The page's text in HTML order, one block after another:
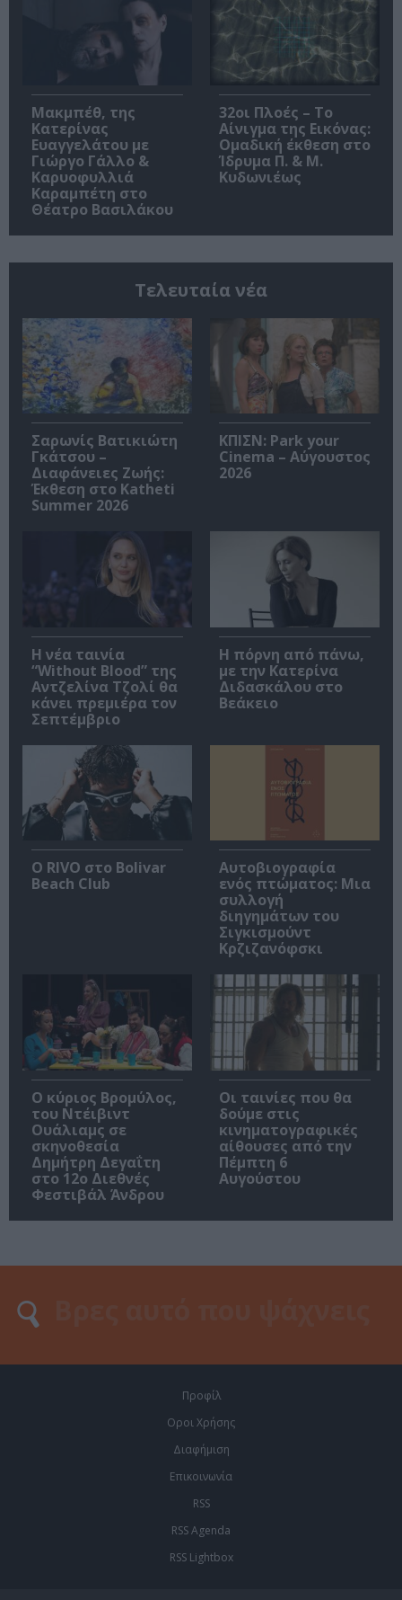
Μακμπέθ, της
Κατερίνας
Ευαγγελάτου με
Γιώργο Γάλλο &
Καρυοφυλλιά
Καραμπέτη στο
Θέατρο Βασιλάκου
32οι Πλοές – Το
Αίνιγμα της Εικόνας:
Ομαδική έκθεση στο
Ίδρυμα Π. & Μ.
Κυδωνιέως
Τελευταία νέα
Σαρωνίς Βατικιώτη
Γκάτσου –
Διαφάνειες Ζωής:
Έκθεση στο Katheti
Summer 2026
ΚΠΙΣΝ: Park your
Cinema – Αύγουστος
2026
Η νέα ταινία
“Without Blood” της
Αντζελίνα Τζολί θα
κάνει πρεμιέρα τον
Σεπτέμβριο
Η πόρνη από πάνω,
με την Κατερίνα
Διδασκάλου στο
Βεάκειο
Ο RIVO στο Bolivar
Beach Club
Αυτοβιογραφία
ενός πτώματος: Μια
συλλογή
διηγημάτων του
Σιγκισμούντ
Κρζιζανόφσκι
O κύριος Βρομύλος,
του Ντέιβιντ
Ουάλιαμς σε
σκηνοθεσία
Δημήτρη Δεγαΐτη
στο 12ο Διεθνές
Φεστιβάλ Άνδρου
Οι ταινίες που θα
δούμε στις
κινηματογραφικές
αίθουσες από την
Πέμπτη 6
Αυγούστου
Προφίλ
Οροι Χρήσης
Διαφήμιση
Επικοινωνία
RSS
RSS Agenda
RSS Lightbox